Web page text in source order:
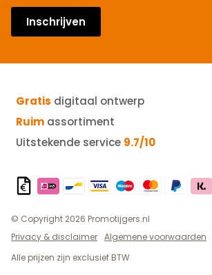
Inschrijven
Gratis digitaal ontwerp
Ruim assortiment
Uitstekende service 9.7/10
© Copyright 2026 Promotijgers.nl
Privacy & disclaimer Algemene voorwaarden
Alle prijzen zijn exclusief BTW